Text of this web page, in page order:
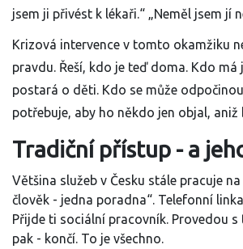
jsem ji přivést k lékaři.“ „Neměl jsem jí
Krizová intervence v tomto okamžiku
pravdu. Řeší, kdo je teď doma. Kdo má
postará o děti. Kdo se může
potřebuje, aby ho někdo jen objal, aniž
Tradiční přístup - a
Většina služeb v Česku stále pracuje
člověk - jedna poradna“. Telefonní
Přijde ti sociální pracovník. Provedou
pak - končí. To je všechno.